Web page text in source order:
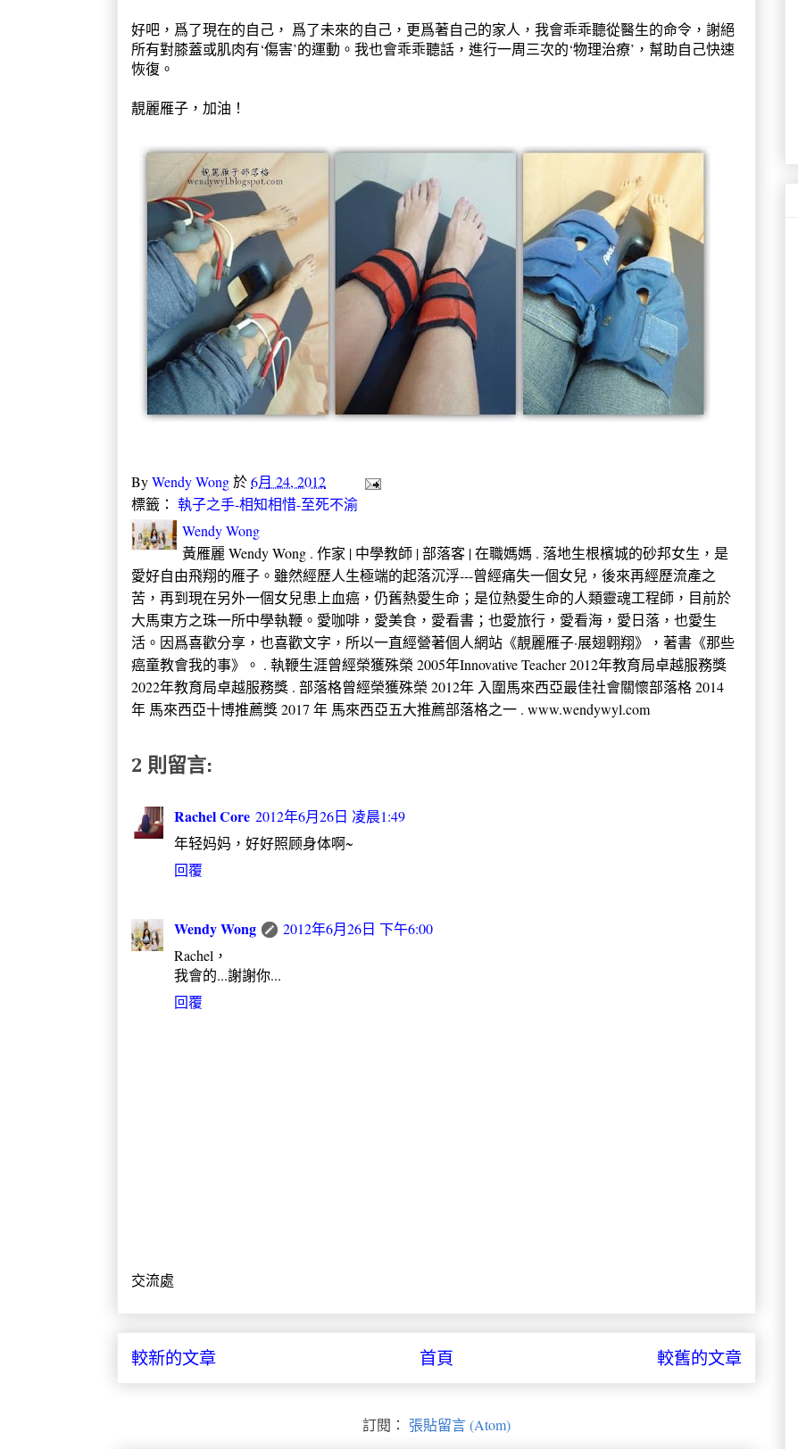
好吧，爲了現在的自己， 爲了未來的自己，更爲著自己的家人，我會乖乖聽從醫生的命令，謝絕
所有對膝蓋或肌肉有‘傷害’的運動。我也會乖乖聽話，進行一周三次的‘物理治療’，幫助自己快速
恢復。
靚麗雁子，加油！
ByWendy Wong於6月 24, 2012
標籤： 執子之手-相知相惜-至死不渝
Wendy Wong
黃雁麗 Wendy Wong . 作家 | 中學教師 | 部落客 | 在職媽媽 . 落地生根檳城的砂邦女生，是
愛好自由飛翔的雁子。雖然經歷人生極端的起落沉浮---曾經痛失一個女兒，後來再經歷流產之
苦，再到現在另外一個女兒患上血癌，仍舊熱愛生命；是位熱愛生命的人類靈魂工程師，目前於
大馬東方之珠一所中學執鞭。愛咖啡，愛美食，愛看書；也愛旅行，愛看海，愛日落，也愛生
活。因爲喜歡分享，也喜歡文字，所以一直經營著個人網站《靚麗雁子·展翅翺翔》，著書《那些
癌童教會我的事》。 . 執鞭生涯曾經榮獲殊榮 2005年Innovative Teacher 2012年教育局卓越服務獎
2022年教育局卓越服務獎 . 部落格曾經榮獲殊榮 2012年 入圍馬來西亞最佳社會關懷部落格 2014
年 馬來西亞十博推薦獎 2017 年 馬來西亞五大推薦部落格之一 . www.wendywyl.com
2 則留言:
Rachel Core 2012年6月26日 凌晨1:49
年轻妈妈，好好照顾身体啊~
回覆
Wendy Wong
2012年6月26日 下午6:00
Rachel，
我會的...謝謝你...
回覆
交流處
較新的文章 較舊的文章
首頁
訂閱： 張貼留言 (Atom)